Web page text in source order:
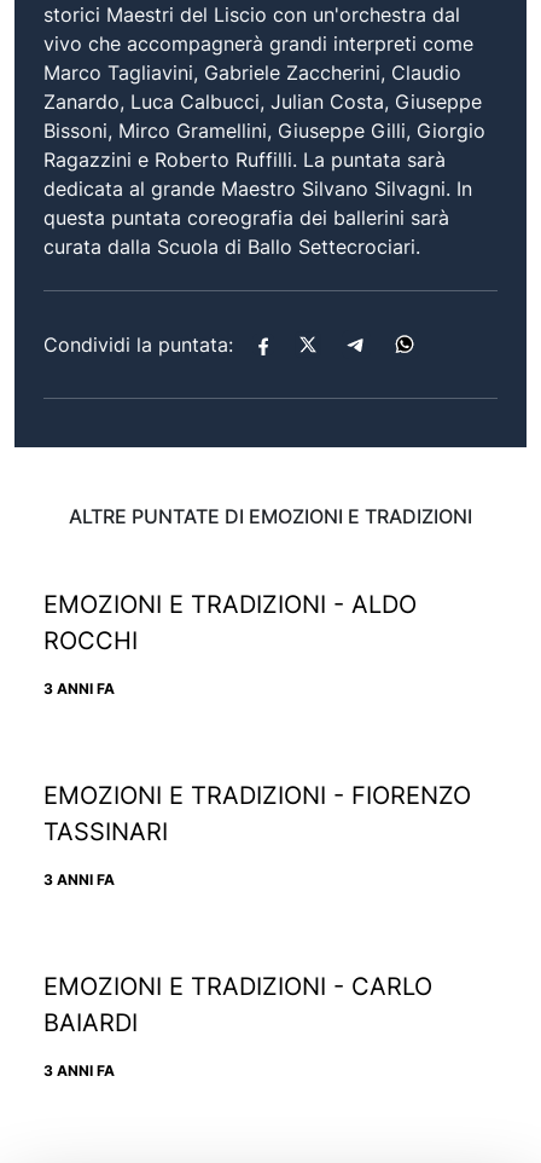
storici Maestri del Liscio con un'orchestra dal
vivo che accompagnerà grandi interpreti come
Marco Tagliavini, Gabriele Zaccherini, Claudio
Zanardo, Luca Calbucci, Julian Costa, Giuseppe
Bissoni, Mirco Gramellini, Giuseppe Gilli, Giorgio
Ragazzini e Roberto Ruffilli. La puntata sarà
dedicata al grande Maestro Silvano Silvagni. In
questa puntata coreografia dei ballerini sarà
curata dalla Scuola di Ballo Settecrociari.
Condividi la puntata:
ALTRE PUNTATE DI EMOZIONI E TRADIZIONI
EMOZIONI E TRADIZIONI - ALDO
ROCCHI
3 ANNI FA
EMOZIONI E TRADIZIONI - FIORENZO
TASSINARI
3 ANNI FA
EMOZIONI E TRADIZIONI - CARLO
BAIARDI
3 ANNI FA